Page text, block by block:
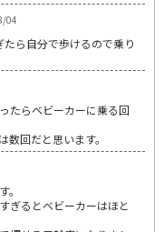
04
ら自分で歩けるので乗り
たらベビーカーに乗る回
数回だと思います。
ぎるとベビーカーはほと